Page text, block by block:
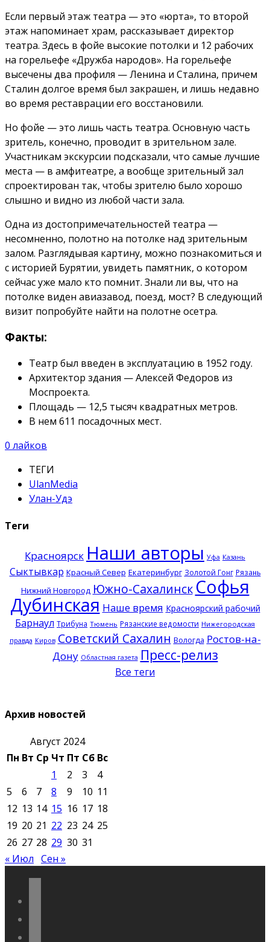
Если первый этаж театра — это «юрта», то второй
этаж напоминает храм, рассказывает директор
театра. Здесь в фойе высокие потолки и 12 рабочих
на горельефе «Дружба народов». На горельефе
высечены два профиля — Ленина и Сталина, причем
Сталин долгое время был закрашен, и лишь недавно
во время реставрации его восстановили.
Но фойе — это лишь часть театра. Основную часть
зритель, конечно, проводит в зрительном зале.
Участникам экскурсии подсказали, что самые лучшие
места — в амфитеатре, а вообще зрительный зал
спроектирован так, чтобы зрителю было хорошо
слышно и видно из любой части зала.
Одна из достопримечательностей театра —
несомненно, полотно на потолке над зрительным
залом. Разглядывая картину, можно познакомиться и
с историей Бурятии, увидеть памятник, о котором
сейчас уже мало кто помнит. Знали ли вы, что на
потолке виден авиазавод, поезд, мост? В следующий
визит попробуйте найти на полотне осетра.
Факты:
Театр был введен в эксплуатацию в 1952 году.
Архитектор здания — Алексей Федоров из
Моспроекта.
Площадь — 12,5 тысяч квадратных метров.
В нем 611 посадочных мест.
0 лайков
ТЕГИ
UlanMedia
Улан-Удэ
Теги
Красноярск Наши авторы Уфа Казань
Сыктывкар Красный Север Екатеринбург Золотой Гонг Рязань
Нижний Новгород Южно-Сахалинск Софья
Дубинская Наше время Красноярский рабочий
Барнаул Трибуна Тюмень Рязанские ведомости Нижегородская
правда Киров Советский Сахалин Вологда Ростов-на-
Дону Областная газета Пресс-релиз
Все теги
Архив новостей
Август 2024
Пн Вт Ср Чт Пт Сб Вс
1
2 3
4
5
6 7 8 9 10 11
12 13 14 15 16 17 18
19 20 21 22 23 24 25
26 27 28 29 30 31
« Июл Сен »